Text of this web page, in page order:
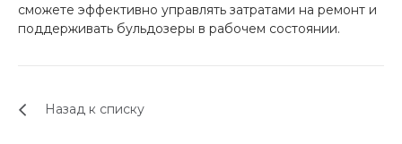
сможете эффективно управлять затратами на ремонт и
поддерживать бульдозеры в рабочем состоянии.
Назад к списку